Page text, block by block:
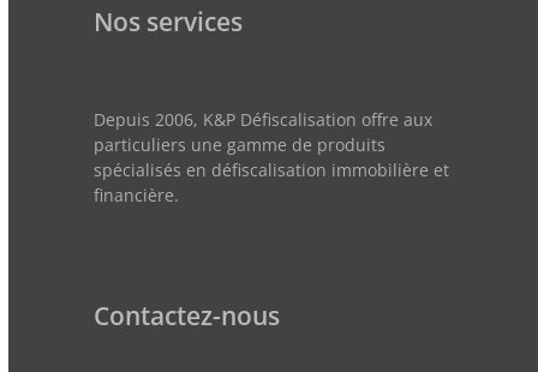
Nos services
Depuis 2006, K&P Défiscalisation offre aux
particuliers une gamme de produits
spécialisés en défiscalisation immobilière et
financière.
Contactez-nous